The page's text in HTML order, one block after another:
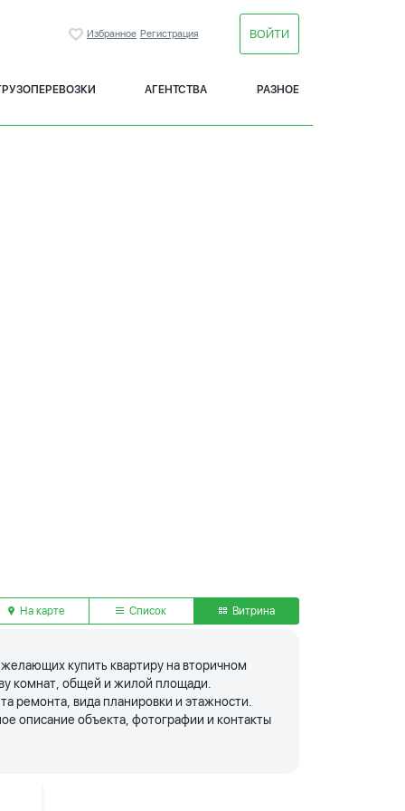
Избранное Регистрация ВОЙТИ
АГЕНТСТВА РАЗНОЕ
На карте Список Витрина
купить квартиру на вторичном
комнат, общей и жилой площади.
ремонта, вида планировки и этажности.
описание объекта, фотографии и контакты